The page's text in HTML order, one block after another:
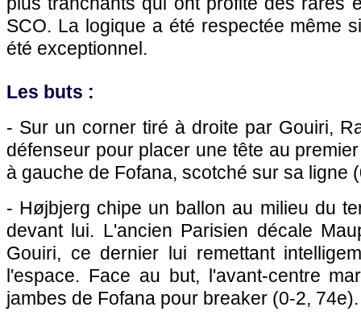
SCO. La logique a été respectée même
été exceptionnel.
Les buts :
- Sur un corner tiré à droite par Gouiri,
défenseur pour placer une tête au
à gauche de Fofana, scotché sur sa ligne
- Højbjerg chipe un ballon au milieu du
devant lui. L'ancien Parisien décale
Gouiri, ce dernier lui remettant
l'espace. Face au but, l'avant-centre
jambes de Fofana pour breaker (0-2, 74e).